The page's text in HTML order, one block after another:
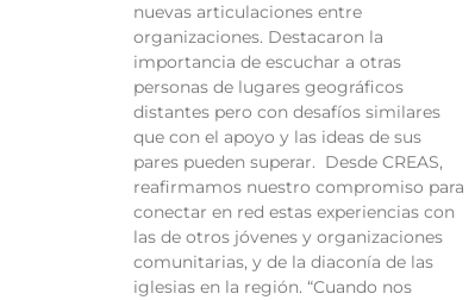
nuevas articulaciones entre
organizaciones. Destacaron la
importancia de escuchar a otras
personas de lugares geográficos
distantes pero con desafíos similares
que con el apoyo y las ideas de sus
pares pueden superar. Desde CREAS,
reafirmamos nuestro compromiso para
conectar en red estas experiencias con
las de otros jóvenes y organizaciones
comunitarias, y de la diaconía de las
iglesias en la región. “Cuando nos